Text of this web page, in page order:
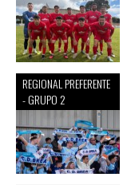
REGIONAL PREFERENTE
- GRUPO 2